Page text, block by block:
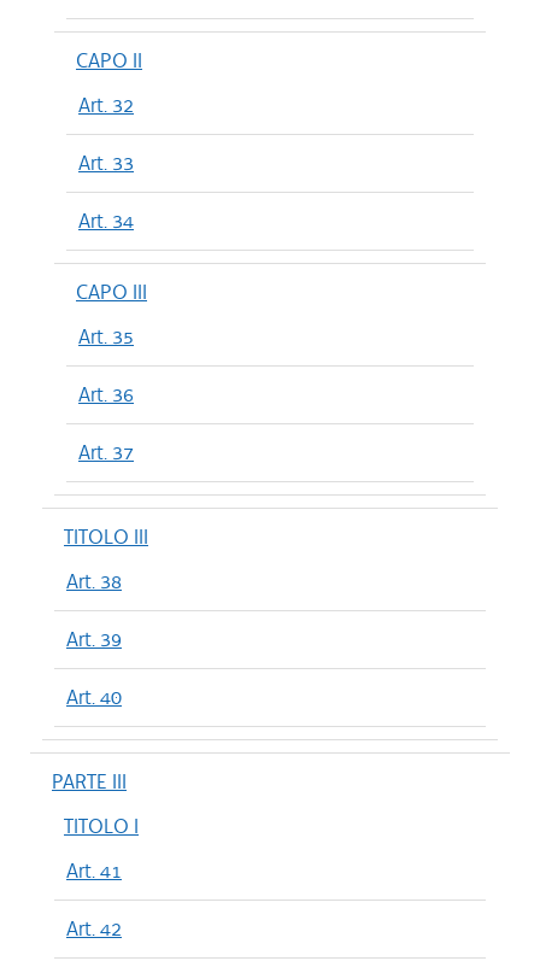
CAPO II
Art. 32
Art. 33
Art. 34
CAPO III
Art. 35
Art. 36
Art. 37
TITOLO III
Art. 38
Art. 39
Art. 40
PARTE III
TITOLO I
Art. 41
Art. 42